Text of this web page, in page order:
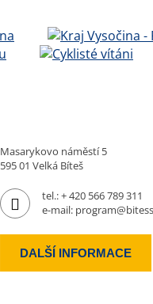
Masarykovo náměstí 5
595 01 Velká Bíteš
tel.:+ 420 566 789 311
e-mail:
DALŠÍ INFORMACE